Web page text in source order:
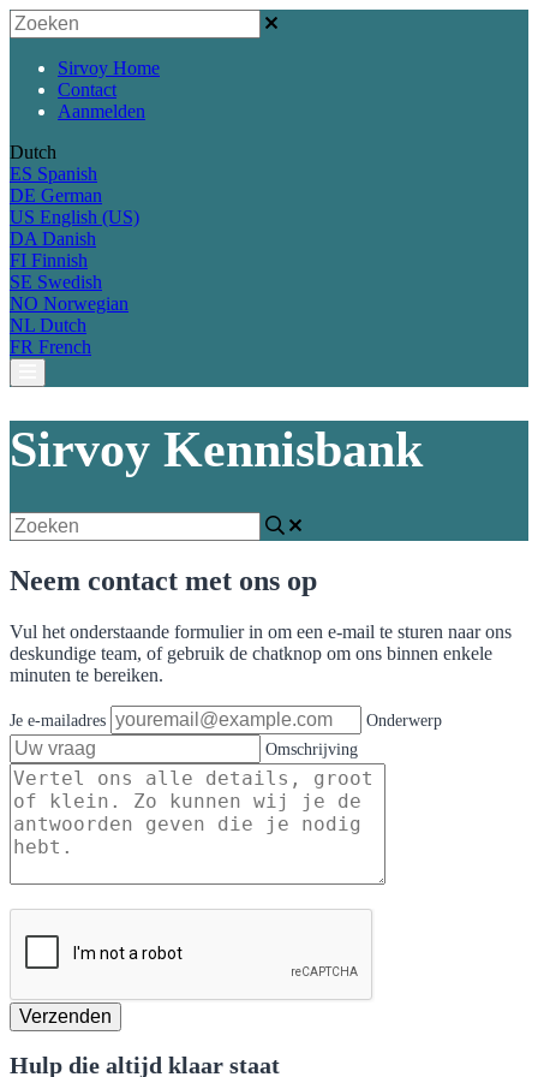
Sirvoy Home
Contact
Aanmelden
Dutch
ES Spanish
DE German
US English (US)
DA Danish
FI Finnish
SE Swedish
NO Norwegian
NL Dutch
FR French
Sirvoy Kennisbank
Neem contact met ons op
Vul het onderstaande formulier in om een e-mail te sturen naar ons
deskundige team, of gebruik de chatknop om ons binnen enkele
minuten te bereiken.
Je e-mailadres
Onderwerp
Omschrijving
Verzenden
Hulp die altijd klaar staat